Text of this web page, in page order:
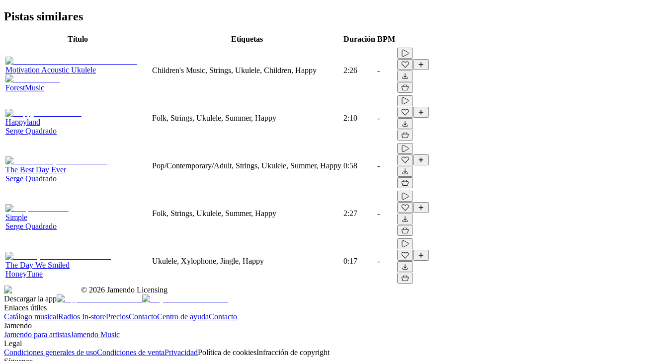
Pistas similares
Título Etiquetas Duración BPM
Motivation Acoustic Ukulele
ForestMusic
Children's Music, Strings, Ukulele, Children, Happy 2:26 -
Happyland
Serge Quadrado
Folk, Strings, Ukulele, Summer, Happy 2:10 -
The Best Day Ever
Serge Quadrado
Pop/Contemporary/Adult, Strings, Ukulele, Summer, Happy 0:58 -
Simple
Serge Quadrado
Folk, Strings, Ukulele, Summer, Happy 2:27 -
The Day We Smiled
HoneyTune
Ukulele, Xylophone, Jingle, Happy 0:17 -
© 2026 Jamendo Licensing
Descargar la app
Enlaces útiles
Catálogo musicalRadios In-storePreciosContactoCentro de ayudaContacto
Jamendo
Jamendo para artistasJamendo Music
Legal
Condiciones generales de usoCondiciones de ventaPrivacidadPolítica de cookiesInfracción de copyright